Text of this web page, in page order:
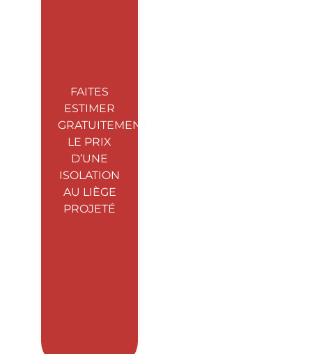
FAITES
ESTIMER
GRATUITEMENT
LE PRIX
D’UNE
ISOLATION
AU LIÈGE
PROJETÉ